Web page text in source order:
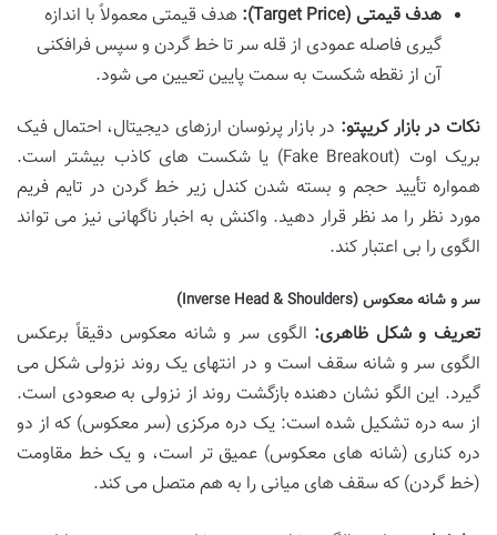
هدف قیمتی (Target Price):
هدف قیمتی معمولاً با اندازه
گیری فاصله عمودی از قله سر تا خط گردن و سپس فرافکنی
آن از نقطه شکست به سمت پایین تعیین می شود.
نکات در بازار کریپتو: در بازار پرنوسان ارزهای دیجیتال، احتمال فیک
بریک اوت (Fake Breakout) یا شکست های کاذب بیشتر است.
همواره تأیید حجم و بسته شدن کندل زیر خط گردن در تایم فریم
مورد نظر را مد نظر قرار دهید. واکنش به اخبار ناگهانی نیز می تواند
الگوی را بی اعتبار کند.
سر و شانه معکوس (Inverse Head & Shoulders)
تعریف و شکل ظاهری: الگوی سر و شانه معکوس دقیقاً برعکس
الگوی سر و شانه سقف است و در انتهای یک روند نزولی شکل می
گیرد. این الگو نشان دهنده بازگشت روند از نزولی به صعودی است.
از سه دره تشکیل شده است: یک دره مرکزی (سر معکوس) که از دو
دره کناری (شانه های معکوس) عمیق تر است، و یک خط مقاومت
(خط گردن) که سقف های میانی را به هم متصل می کند.